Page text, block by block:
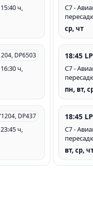
ч,
DP6503
ч,
DP437
ч,
С7 -
ср, чт
18:45
С7 -
пн, вт,
18:45
С7 -
вт, ср,